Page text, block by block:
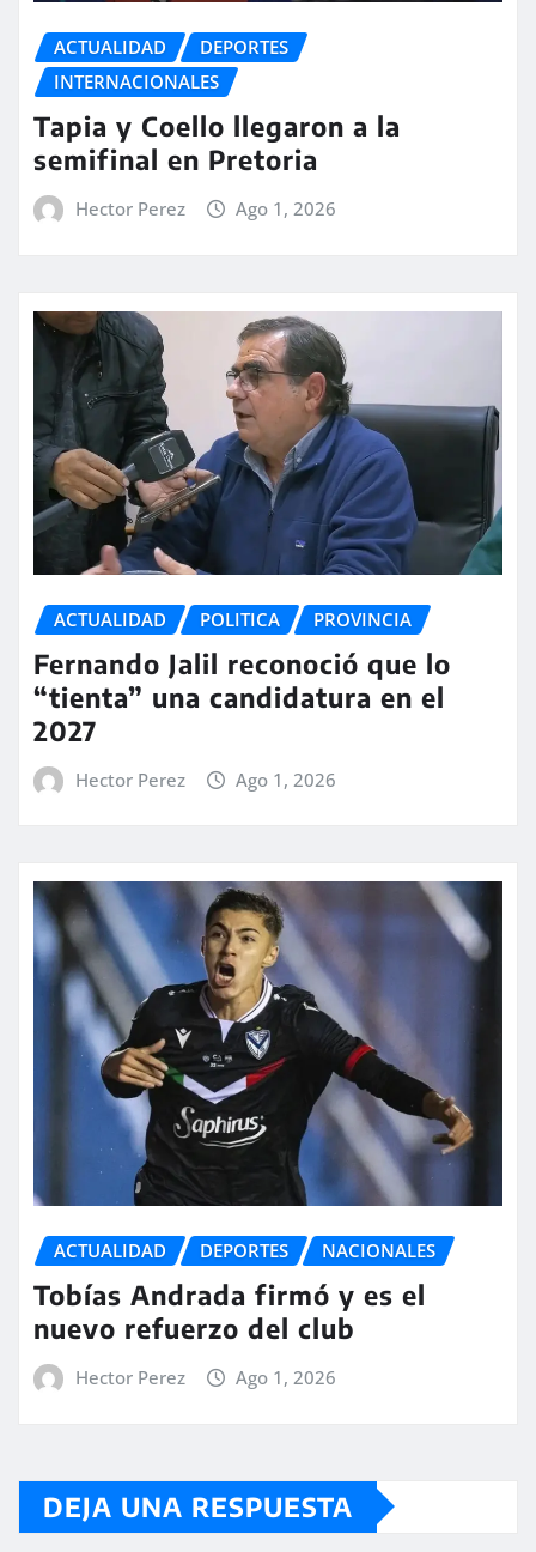
ACTUALIDAD
DEPORTES
INTERNACIONALES
Tapia y Coello llegaron a la
semifinal en Pretoria
Hector Perez Ago 1, 2026
ACTUALIDAD POLITICA PROVINCIA
Fernando Jalil reconoció que lo
“tienta” una candidatura en el
2027
Hector Perez Ago 1, 2026
ACTUALIDAD DEPORTES NACIONALES
Tobías Andrada firmó y es el
nuevo refuerzo del club
Hector Perez Ago 1, 2026
DEJA UNA RESPUESTA